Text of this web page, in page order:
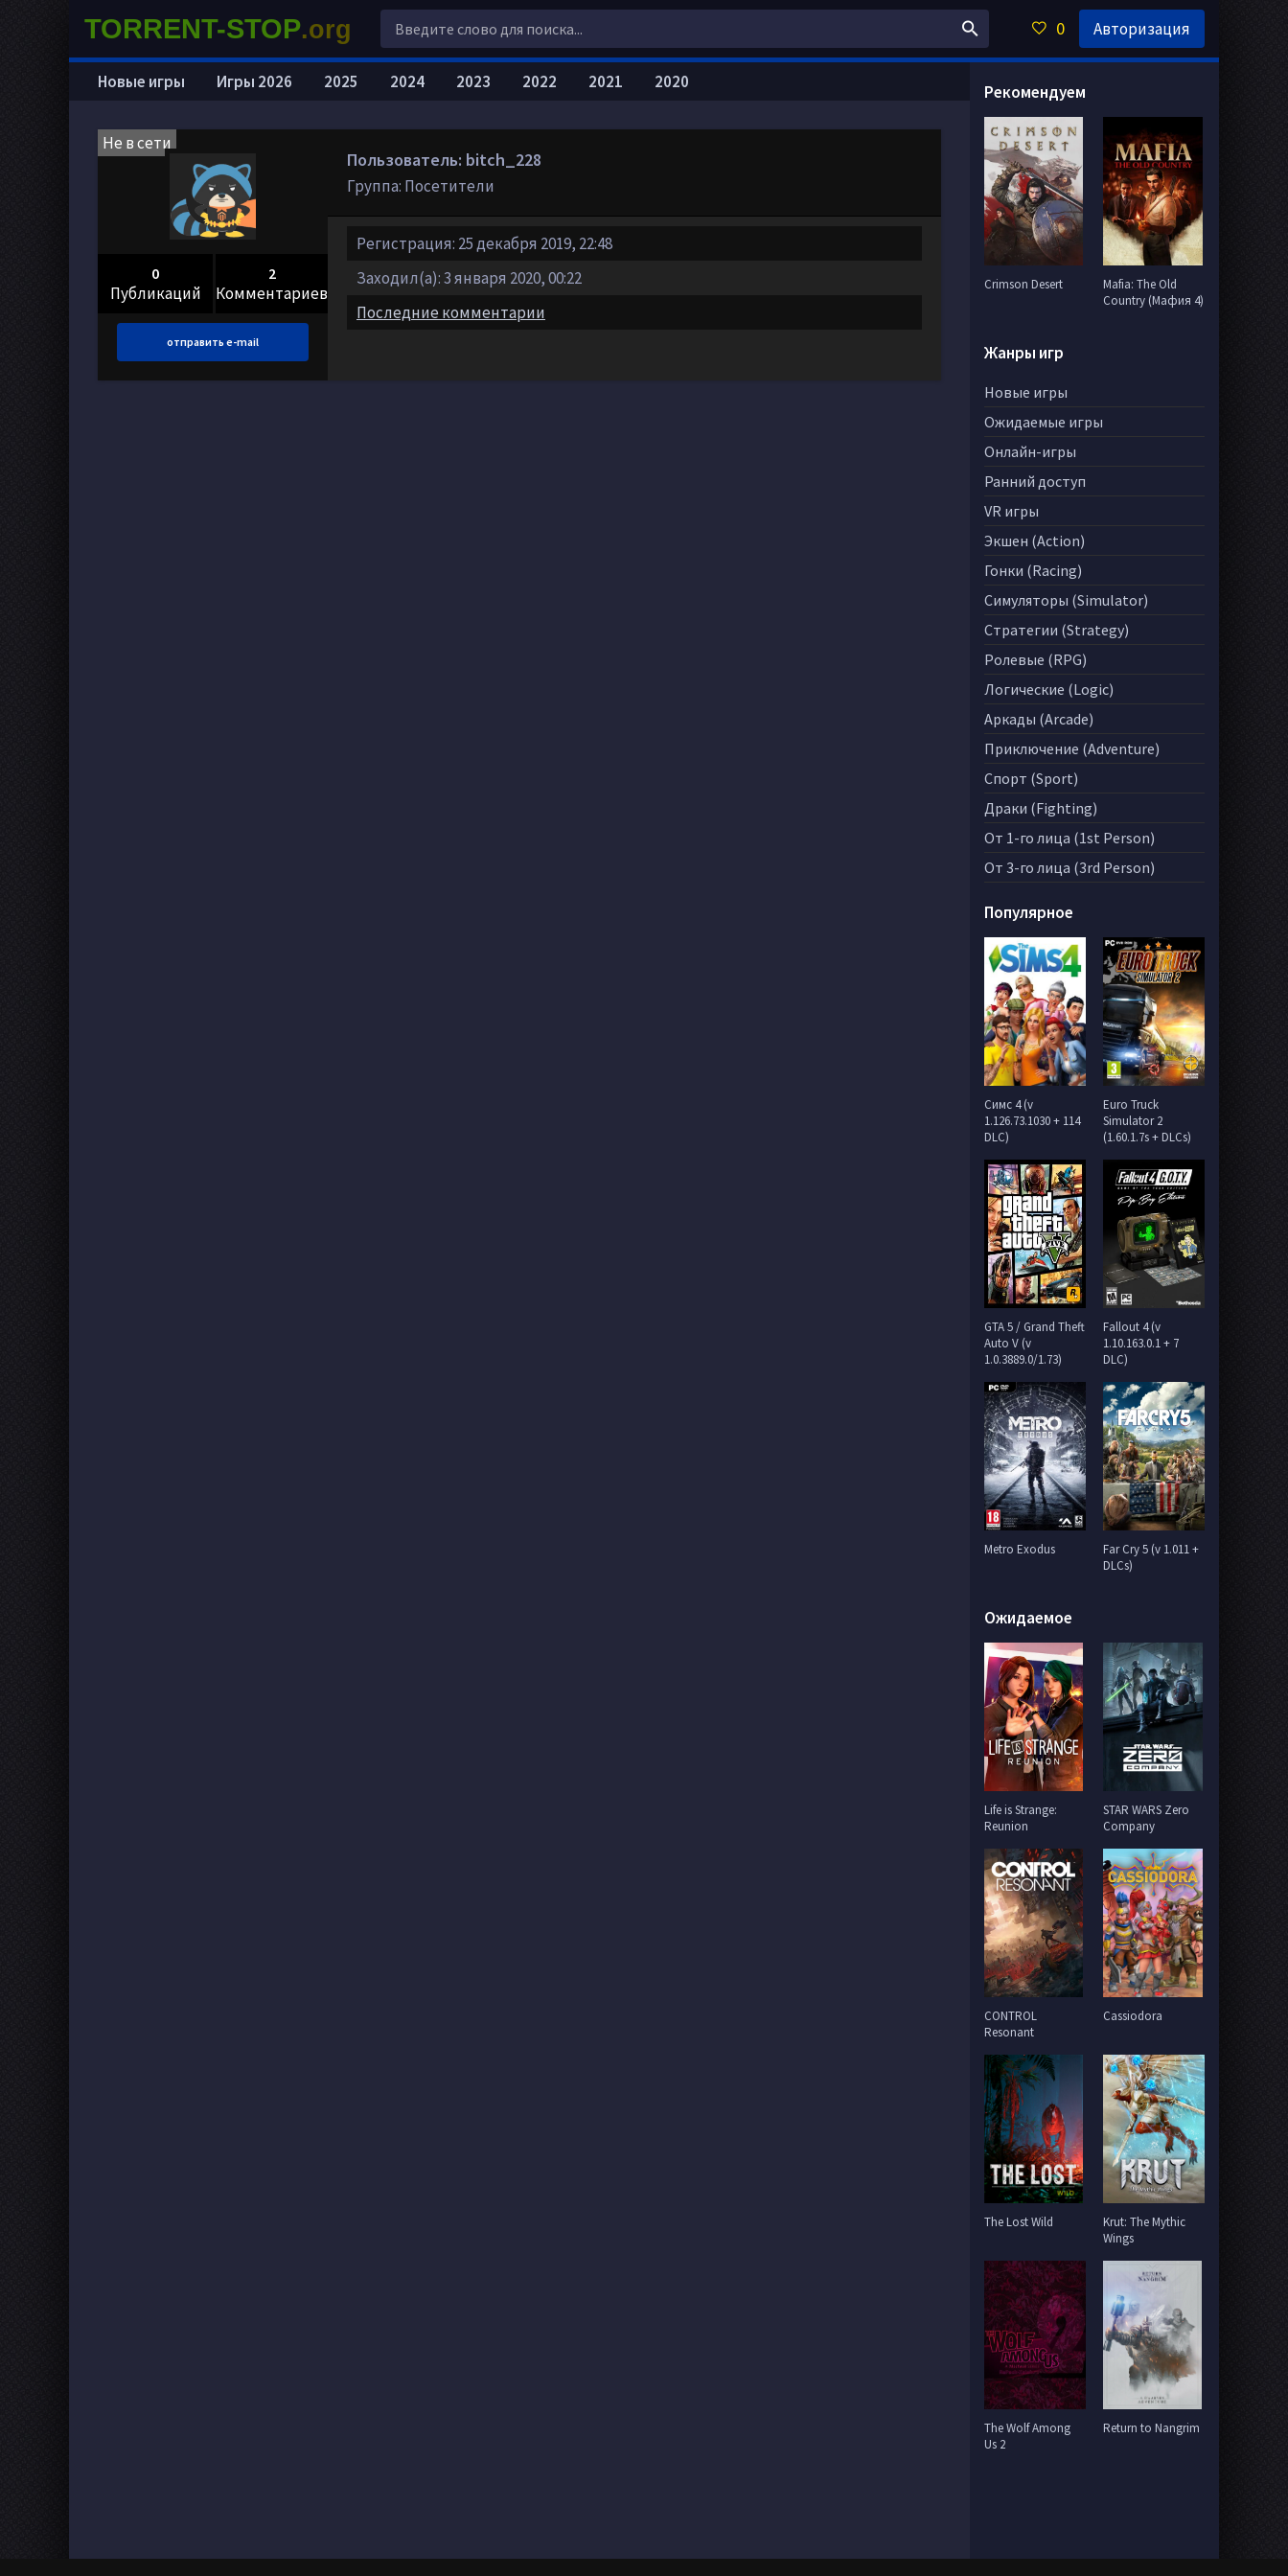
Не в сети
0
Публикаций
2
Комментариев
отправить e-mail
Пользователь: bitch_228
Группа: Посетители
Регистрация: 25 декабря 2019, 22:48
Заходил(а): 3 января 2020, 00:22
Последние комментарии
Новые игры Игры 2026 2025 2024 2023 2022 2021 2020 Рекомендуем
Crimson Desert
Mafia: The Old
Country (Мафия 4)
Жанры игр
Новые игры
Ожидаемые игры
Онлайн-игры
Ранний доступ
VR игры
Экшен (Action)
Гонки (Racing)
Симуляторы (Simulator)
Стратегии (Strategy)
Ролевые (RPG)
Логические (Logic)
Аркады (Arcade)
Приключение (Adventure)
Спорт (Sport)
Драки (Fighting)
От 1-го лица (1st Person)
От 3-го лица (3rd Person)
Популярное
Симс 4 (v
1.126.73.1030 + 114
DLC)
Euro Truck
Simulator 2
(1.60.1.7s + DLCs)
GTA 5 / Grand Theft
Auto V (v
1.0.3889.0/1.73)
Fallout 4 (v
1.10.163.0.1 + 7
DLC)
Metro Exodus
Far Cry 5 (v 1.011 +
DLCs)
Ожидаемое
Life is Strange:
Reunion
STAR WARS Zero
Company
CONTROL
Resonant
Cassiodora
The Lost Wild
Krut: The Mythic
Wings
The Wolf Among
Us 2
Return to Nangrim
TORRENT-STOP.org 0 Авторизация